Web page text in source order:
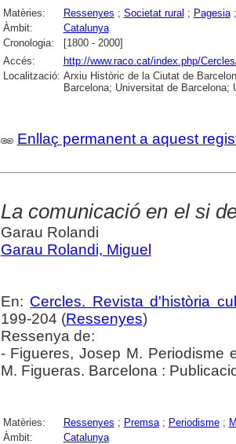
Matèries: Ressenyes ; Societat rural ; Pagesia
Àmbit:
Catalunya
Cronologia:
[1800 - 2000]
Accés:
http://www.raco.cat/index.php/
Localització: Arxiu Històric de la Ciutat de
Barcelona; Universitat de Barcelona;
Enllaç permanent a aquest
La comunicació en el si
Garau Rolandi
Garau Rolandi, Miguel
En: Cercles. Revista d'història
199-204 (Ressenyes)
Ressenya de:
- Figueres, Josep M. Periodisme
M. Figueras. Barcelona :
Matèries: Ressenyes ; Premsa; Periodisme;
Àmbit:
Catalunya